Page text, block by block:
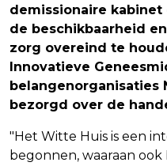
demissionaire
de beschikbaarheid
zorg overeind te
Innovatieve
belangenorganisaties
bezorgd over de
"Het Witte Huis is een
begonnen, waaraan